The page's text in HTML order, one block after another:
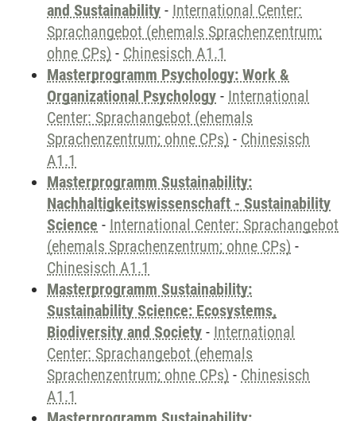
and Sustainability - International Center:
Sprachangebot (ehemals Sprachenzentrum;
ohne CPs) - Chinesisch A1.1
Masterprogramm Psychology: Work &
Organizational Psychology - International
Center: Sprachangebot (ehemals
Sprachenzentrum; ohne CPs) - Chinesisch
A1.1
Masterprogramm Sustainability:
Nachhaltigkeitswissenschaft - Sustainability
Science - International Center: Sprachangebot
(ehemals Sprachenzentrum; ohne CPs) -
Chinesisch A1.1
Masterprogramm Sustainability:
Sustainability Science: Ecosystems,
Biodiversity and Society - International
Center: Sprachangebot (ehemals
Sprachenzentrum; ohne CPs) - Chinesisch
A1.1